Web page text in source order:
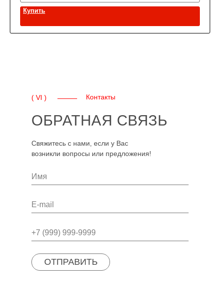
Купить
ОБРАТНАЯ СВЯЗЬ
Свяжитесь с нами, если у Вас
возникли вопросы или предложения!
ОТПРАВИТЬ
( VI ) Контакты